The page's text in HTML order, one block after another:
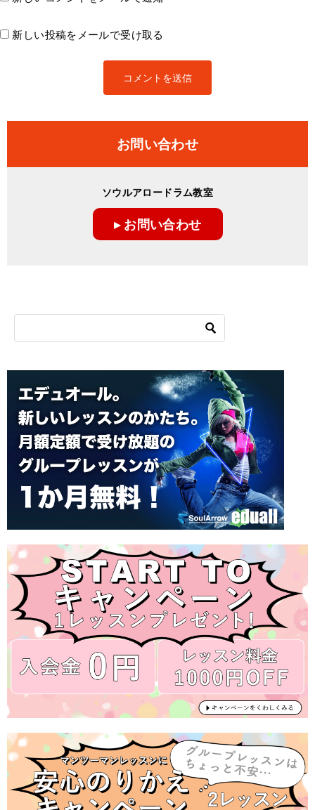
新しい投稿をメールで受け取る
お問い合わせ
ソウルアロードラム教室
▸ お問い合わせ